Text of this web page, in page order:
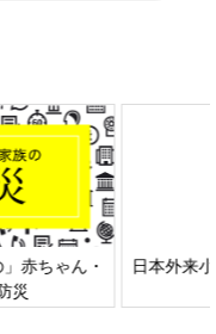
術 細木かおりさんの人生